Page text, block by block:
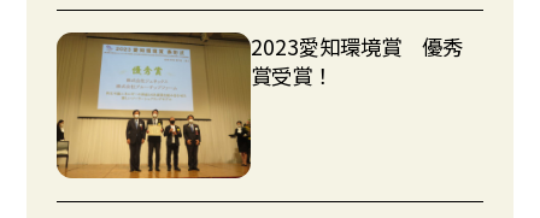
2023愛知環境賞 優秀
賞受賞！